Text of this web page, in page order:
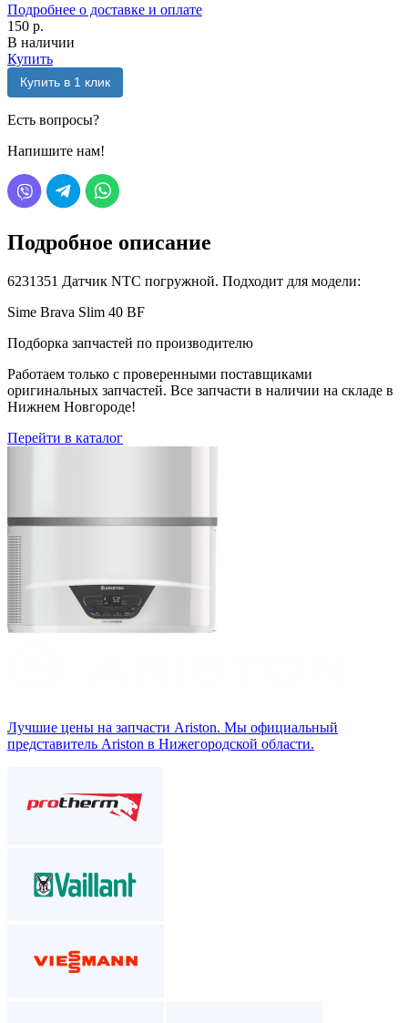
Подробнее о доставке и оплате
150 р.
В наличии
Купить
Купить в 1 клик
Есть вопросы?
Напишите нам!
Подробное описание
6231351 Датчик NTC погружной. Подходит для модели:
Sime Brava Slim 40 BF
Подборка запчастей по производителю
Работаем только с проверенными поставщиками
оригинальных запчастей. Все запчасти в наличии на складе в
Нижнем Новгороде!
Перейти в каталог
Лучшие цены на запчасти Аriston. Мы официальный
представитель Ariston в Нижегородской области.